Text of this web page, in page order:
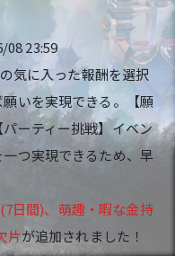
08 23:59
気に入った報酬を選択
いを実現できる。【願
ーティー挑戦】イベン
つ実現できるため、早
日間)、萌趣・暇な金持
片が追加されました！